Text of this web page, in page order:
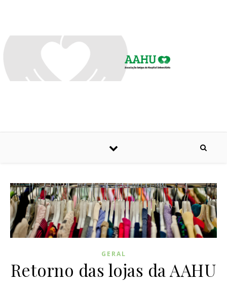
GERAL
Retorno das lojas da AAHU